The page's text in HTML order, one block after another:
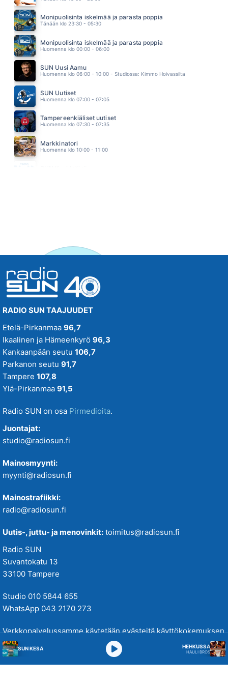
TAUSKI
09.49
FRANS HARJU
09.46
Monipuolisinta iskelmää ja parasta poppia
Tänään klo 23:30 - 05:30
Monipuolisinta iskelmää ja parasta poppia
Huomenna klo 00:00 - 06:00
SUN Uusi Aamu
Huomenna klo 06:00 - 10:00 - Studiossa: Kimmo Hoivassilta
SUN Uutiset
Huomenna klo 07:00 - 07:05
Tampereenkiäliset uutiset
Huomenna klo 07:30 - 07:35
Markkinatori
Huomenna klo 10:00 - 11:00
RADIO SUN TAAJUUDET
Etelä-Pirkanmaa 96,7
Ikaalinen ja Hämeenkyrö 96,3
Kankaanpään seutu 106,7
Parkanon seutu 91,7
Tampere 107,8
Ylä-Pirkanmaa 91,5
Radio SUN on osa Pirmedioita.
Juontajat:
studio@radiosun.fi
Mainosmyynti:
myynti@radiosun.fi
Mainostrafiikki:
radio@radiosun.fi
Uutis-, juttu- ja menovinkit: toimitus@radiosun.fi
Radio SUN
Suvantokatu 13
33100 Tampere
Studio 010 5844 655
WhatsApp 043 2170 273
Verkkopalvelussamme käytetään evästeitä käyttökokemuksen
parantamiseksi. Tutustu tietosuojakäytäntöihimmetäällä.
SUN KESÄ HEHKUSSA
HAULI BROS